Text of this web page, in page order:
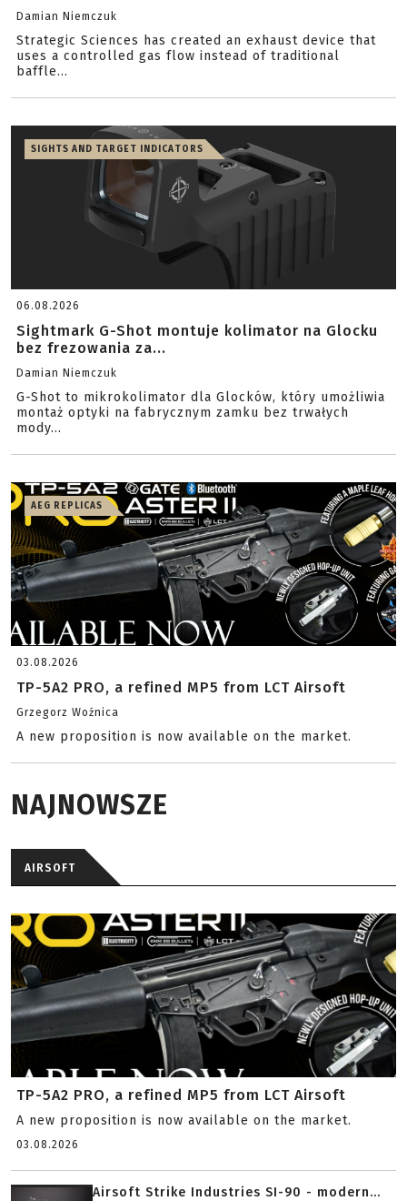
Damian Niemczuk
Strategic Sciences has created an exhaust device that
uses a controlled gas flow instead of traditional
baffle...
SIGHTS AND TARGET INDICATORS
06.08.2026
Sightmark G-Shot montuje kolimator na Glocku
bez frezowania za...
Damian Niemczuk
G-Shot to mikrokolimator dla Glocków, który umożliwia
montaż optyki na fabrycznym zamku bez trwałych
mody...
AEG REPLICAS
03.08.2026
TP-5A2 PRO, a refined MP5 from LCT Airsoft
Grzegorz Woźnica
A new proposition is now available on the market.
NAJNOWSZE
AIRSOFT
TP-5A2 PRO, a refined MP5 from LCT Airsoft
A new proposition is now available on the market.
03.08.2026
Airsoft Strike Industries SI-90 - modern...